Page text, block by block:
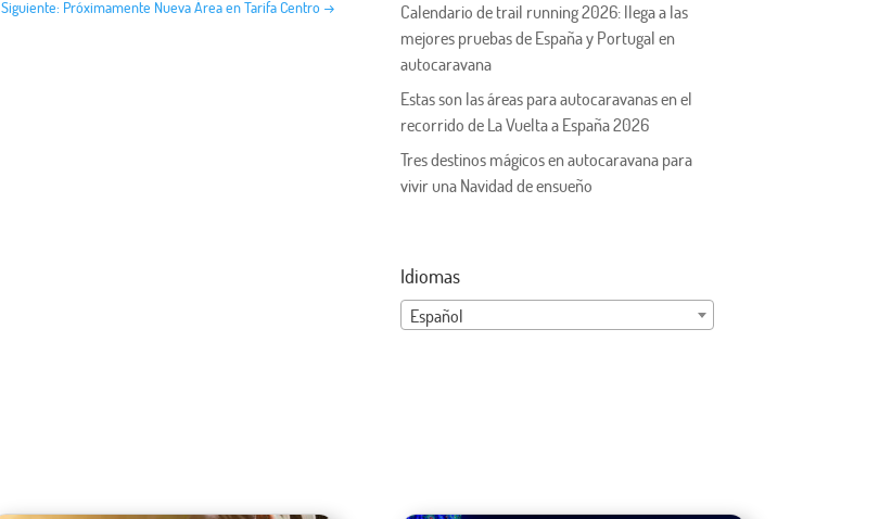
Siguiente: Próximamente Nueva Área en Tarifa Centro →
Calendario de trail running 2026: llega a las
mejores pruebas de España y Portugal en
autocaravana
Estas son las áreas para autocaravanas en el
recorrido de La Vuelta a España 2026
Tres destinos mágicos en autocaravana para
vivir una Navidad de ensueño
Idiomas
Español